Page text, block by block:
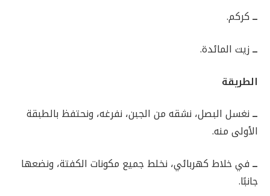
ــكركم.
ــزيت المائدة.
الطريقة
ــنغسل البصل، نشقه من الجبن، نفرغه، ونحتفظ بالطبقة
الأولى منه.
ــفي خلاط كهربائي، نخلط جميع مكونات الكفتة، ونضعها
جانبًا.